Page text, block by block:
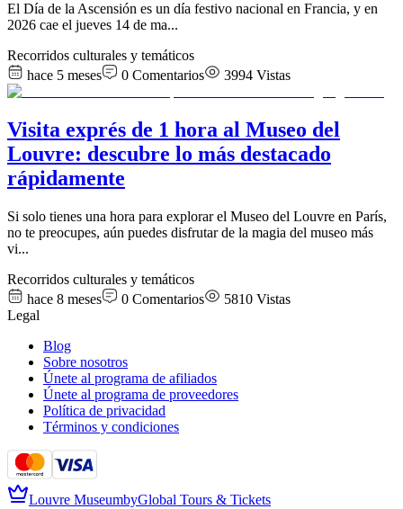
El Día de la Ascensión es un día festivo nacional en Francia, y en
2026 cae el jueves 14 de ma...
Recorridos culturales y temáticos
hace 5 meses
0 Comentarios 3994 Vistas
Visita exprés de 1 hora al Museo del
Louvre: descubre lo más destacado
rápidamente
Si solo tienes una hora para explorar el Museo del Louvre en París,
no te preocupes, aún puedes disfrutar de la magia del museo más
vi...
Recorridos culturales y temáticos
hace 8 meses
0 Comentarios 5810 Vistas
Legal
Blog
Sobre nosotros
Únete al programa de afiliados
Únete al programa de proveedores
Política de privacidad
Términos y condiciones
Louvre MuseumbyGlobal Tours & Tickets